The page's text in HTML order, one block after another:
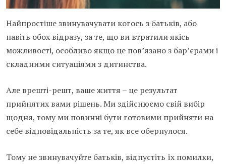
Найпростіше звинувачувати когось з батьків, або
навіть обох відразу, за те, що ви втратили якісь
можливості, особливо якщо це пов’язано з бар’єрами і
складними ситуаціями з дитинства.
Але врешті-решт, ваше життя – це результат
прийнятих вами рішень. Ми здійснюємо свій вибір
щодня, тому ми повинні бути готовими прийняти на
себе відповідальність за те, як все обернулося.
Тому не звинувачуйте батьків, відпустіть їх помилки,